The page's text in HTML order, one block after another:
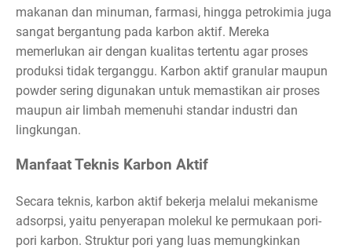
makanan dan minuman, farmasi, hingga petrokimia juga
sangat bergantung pada karbon aktif. Mereka
memerlukan air dengan kualitas tertentu agar proses
produksi tidak terganggu. Karbon aktif granular maupun
powder sering digunakan untuk memastikan air proses
maupun air limbah memenuhi standar industri dan
lingkungan.
Manfaat Teknis Karbon Aktif
Secara teknis, karbon aktif bekerja melalui mekanisme
adsorpsi, yaitu penyerapan molekul ke permukaan pori-
pori karbon. Struktur pori yang luas memungkinkan